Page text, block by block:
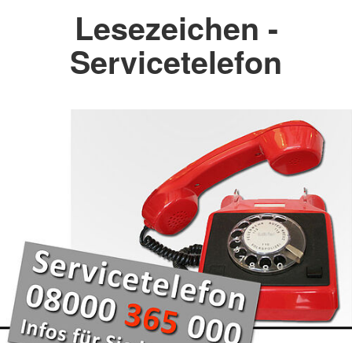
Lesezeichen -
Servicetelefon